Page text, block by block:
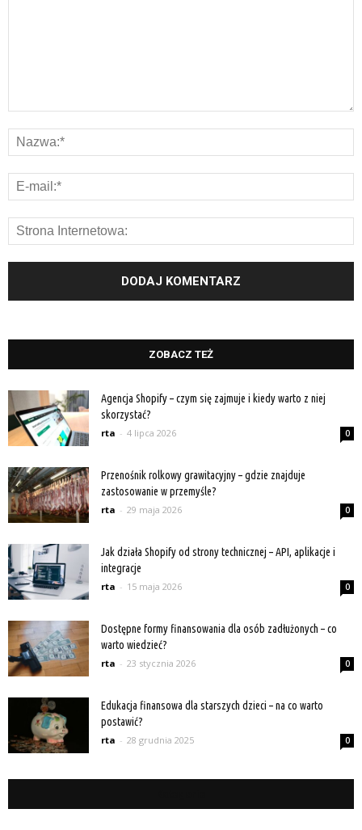
ZOBACZ TEŻ
Agencja Shopify – czym się zajmuje i kiedy warto z niej
skorzystać?
rta - 4 lipca 2026 0
Przenośnik rolkowy grawitacyjny – gdzie znajduje
zastosowanie w przemyśle?
rta - 29 maja 2026 0
Jak działa Shopify od strony technicznej – API, aplikacje i
integracje
rta - 15 maja 2026 0
Dostępne formy finansowania dla osób zadłużonych – co
warto wiedzieć?
rta - 23 stycznia 2026 0
Edukacja finansowa dla starszych dzieci – na co warto
postawić?
rta - 28 grudnia 2025 0